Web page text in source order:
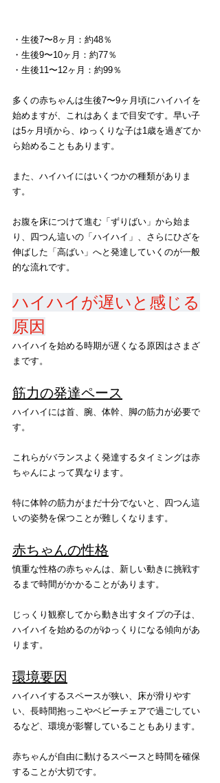
・生後7〜8ヶ月：約48％
・生後9〜10ヶ月：約77％
・生後11〜12ヶ月：約99％
多くの赤ちゃんは生後7〜9ヶ月頃にハイハイを
始めますが、これはあくまで目安です。早い子
は5ヶ月頃から、ゆっくりな子は1歳を過ぎてか
ら始めることもあります。
また、ハイハイにはいくつかの種類がありま
す。
お腹を床につけて進む「ずりばい」から始ま
り、四つん這いの「ハイハイ」、さらにひざを
伸ばした「高ばい」へと発達していくのが一般
的な流れです。
ハイハイが遅いと感じる
原因
ハイハイを始める時期が遅くなる原因はさまざ
まです。
筋力の発達ペース
ハイハイには首、腕、体幹、脚の筋力が必要で
す。
これらがバランスよく発達するタイミングは赤
ちゃんによって異なります。
特に体幹の筋力がまだ十分でないと、四つん這
いの姿勢を保つことが難しくなります。
赤ちゃんの性格
慎重な性格の赤ちゃんは、新しい動きに挑戦す
るまで時間がかかることがあります。
じっくり観察してから動き出すタイプの子は、
ハイハイを始めるのがゆっくりになる傾向があ
ります。
環境要因
ハイハイするスペースが狭い、床が滑りやす
い、長時間抱っこやベビーチェアで過ごしてい
るなど、環境が影響していることもあります。
赤ちゃんが自由に動けるスペースと時間を確保
することが大切です。